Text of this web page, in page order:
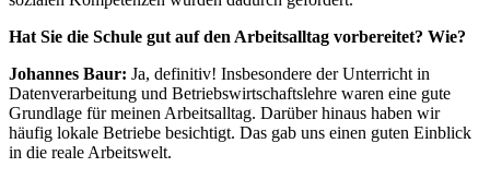
Hat Sie die Schule gut auf den Arbeitsalltag vorbereitet? Wie?
Johannes Baur: Ja, definitiv! Insbesondere der Unterricht in
Datenverarbeitung und Betriebswirtschaftslehre waren eine gute
Grundlage für meinen Arbeitsalltag. Darüber hinaus haben wir
häufig lokale Betriebe besichtigt. Das gab uns einen guten Einblick
in die reale Arbeitswelt.